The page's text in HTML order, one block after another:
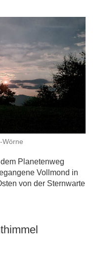
Wörne
Planetenweg
Vollmond in
von der Sternwarte